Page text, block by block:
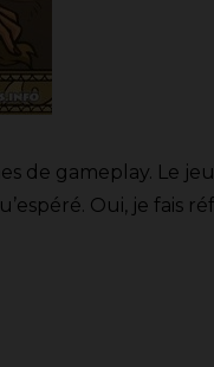
de gameplay. Le
Oui, je fais